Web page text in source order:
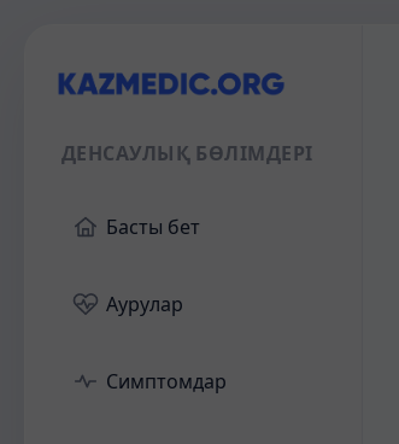
ДЕНСАУЛЫҚ БӨЛІМДЕРІ
Басты бет
Аурулар
Симптомдар